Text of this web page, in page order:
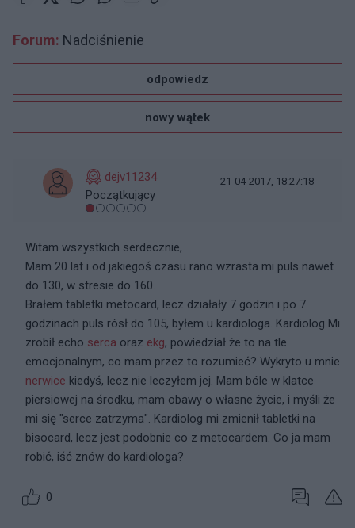
Forum: Nadciśnienie
odpowiedz
nowy wątek
dejv11234
Początkujący
21-04-2017, 18:27:18
Witam wszystkich serdecznie,
Mam 20 lat i od jakiegoś czasu rano wzrasta mi puls nawet
do 130, w stresie do 160.
Brałem tabletki metocard, lecz działały 7 godzin i po 7
godzinach puls rósł do 105, byłem u kardiologa. Kardiolog Mi
zrobił echo serca oraz ekg, powiedział że to na tle
emocjonalnym, co mam przez to rozumieć? Wykryto u mnie
nerwice kiedyś, lecz nie leczyłem jej. Mam bóle w klatce
piersiowej na środku, mam obawy o własne życie, i myśli że
mi się "serce zatrzyma". Kardiolog mi zmienił tabletki na
bisocard, lecz jest podobnie co z metocardem. Co ja mam
robić, iść znów do kardiologa?
0